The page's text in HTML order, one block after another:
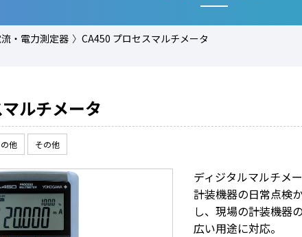
・電力測定器 CA450 プロセスマルチメータ
ルチメータ
他 その他
ディジタルマルチメ
計装機器の日常点検
し、現場の計装機器
広い用途に対応。